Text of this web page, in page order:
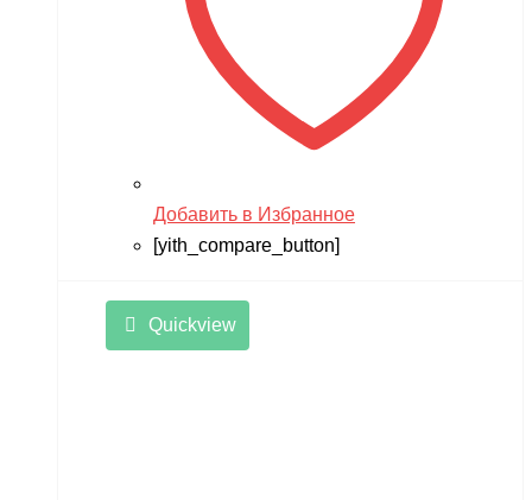
Добавить в Избранное
[yith_compare_button]
Quickview